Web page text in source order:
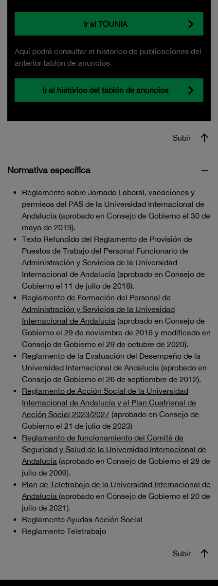
Ir al TOUNIA
Aquí podrá consultar el historico de publicaciones del
anterior tablón de anuncios
Ir al histórico del tablón de anuncios
Subir
Normativa específica
Reglamento sobre Jornada Laboral, vacaciones y
permisos del PAS de la Universidad Internacional de
Andalucía (aprobado en Consejo de Gobierno el 30 de
mayo de 2019).
Texto Refundido del Reglamento de Provisión de
Puestos de Trabajo del Personal Funcionario de
Administración y Servicios de la Universidad
Internacional de Andalucía (aprobado en Consejo de
Gobierno el 11 de julio de 2018).
Reglamento de Formación del Personal de
Administración y Servicios de la Univesidad
Internacional de Andalucía (aprobado en Consejo de
Gobierno el 29 de noviembre de 2016 y modificado en
Consejo de Gobierno el 29 de octubre de 2020).
Reglamento de la Evaluación del Desempeño de la
Universidad Internacional de Andalucía (aprobado en
Consejo de Gobierno el 26 de septiembre de 2012).
Reglamento de Acción Social de la Universidad
Internacional de Andalucía y el Plan Cuatrienal de
Acción Social 2023/2027 (aprobado en Consejo de
Gobierno el 21 de julio de 2023)
Reglamento de funcionamiento del Comité de
Seguridad y Salud de la Universidad Internacional de
Andalucía (aprobado en Consejo de Gobierno el 28 de
julio de 2009).
Plan de Teletrabajo de la Universidad Internacional de
Andalucía (aprobado en Consejo de Gobierno el 20 de
julio de 2021).
Reglamento Ayudas Acción Social
Reglamento Teletrabajo
Subir